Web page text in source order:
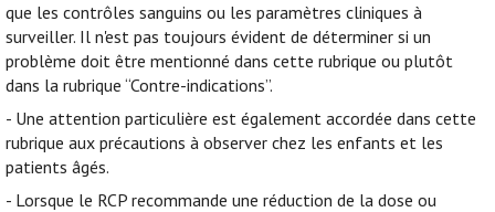
que les contrôles sanguins ou les paramètres cliniques à
surveiller. Il n'est pas toujours évident de déterminer si un
problème doit être mentionné dans cette rubrique ou plutôt
dans la rubrique “Contre-indications”.
- Une attention particulière est également accordée dans cette
rubrique aux précautions à observer chez les enfants et les
patients âgés.
- Lorsque le RCP recommande une réduction de la dose ou